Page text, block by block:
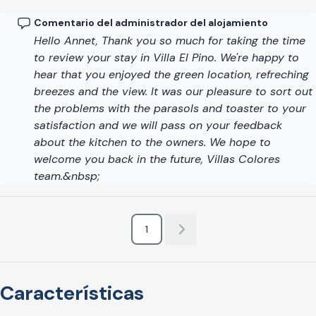
Comentario del administrador del alojamiento
Hello Annet, Thank you so much for taking the time
to review your stay in Villa El Pino. We're happy to
hear that you enjoyed the green location, refreching
breezes and the view. It was our pleasure to sort out
the problems with the parasols and toaster to your
satisfaction and we will pass on your feedback
about the kitchen to the owners. We hope to
welcome you back in the future, Villas Colores
team.&nbsp;
1
Características